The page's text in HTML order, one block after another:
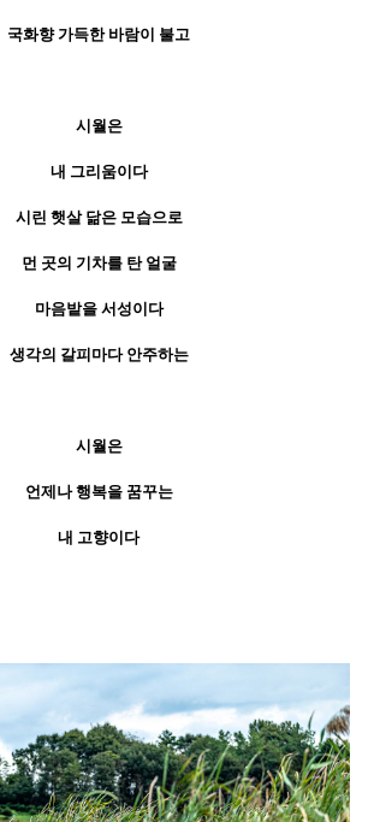
국화향 가득한 바람이 불고
시월은
내 그리움이다
시린 햇살 닮은 모습으로
먼 곳의 기차를 탄 얼굴
마음밭을 서성이다
생각의 갈피마다 안주하는
시월은
언제나 행복을 꿈꾸는
내 고향이다